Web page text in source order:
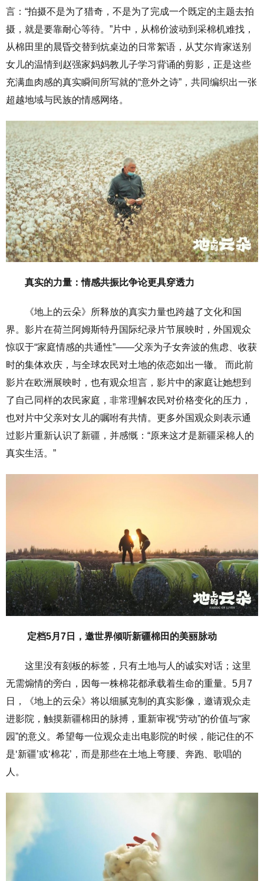
言：“拍摄不是为了猎奇，不是为了完成一个既定的主题去拍
摄，就是要靠耐心等待。”片中，从棉价波动到采棉机难找，
从棉田里的晨昏交替到炕桌边的日常絮语，从艾尔肯家送别
女儿的温情到赵强家妈妈教儿子学习背诵的剪影，正是这些
充满血肉感的真实瞬间所写就的“意外之诗”，共同编织出一张
超越地域与民族的情感网络。
真实的力量：情感共振比争论更具穿透力
《地上的云朵》所释放的真实力量也跨越了文化和国
界。影片在荷兰阿姆斯特丹国际纪录片节展映时，外国观众
惊叹于“家庭情感的共通性”——父亲为子女奔波的焦虑、收获
时的集体欢庆，与全球农民对土地的依恋如出一辙。 而此前
影片在欧洲展映时，也有观众坦言，影片中的家庭让她想到
了自己同样的农民家庭，非常理解农民对价格变化的压力，
也对片中父亲对女儿的嘱咐有共情。更多外国观众则表示通
过影片重新认识了新疆，并感慨：“原来这才是新疆采棉人的
真实生活。”
定档5月7日， 邀世界倾听新疆棉田的美丽脉动
这里没有刻板的标签，只有土地与人的诚实对话；这里
无需煽情的旁白，因每一株棉花都承载着生命的重量。5月7
日，《地上的云朵》将以细腻克制的真实影像，邀请观众走
进影院，触摸新疆棉田的脉搏，重新审视“劳动”的价值与“家
园”的意义。希望每一位观众走出电影院的时候，能记住的不
是‘新疆’或‘棉花’，而是那些在土地上弯腰、奔跑、歌唱的
人。